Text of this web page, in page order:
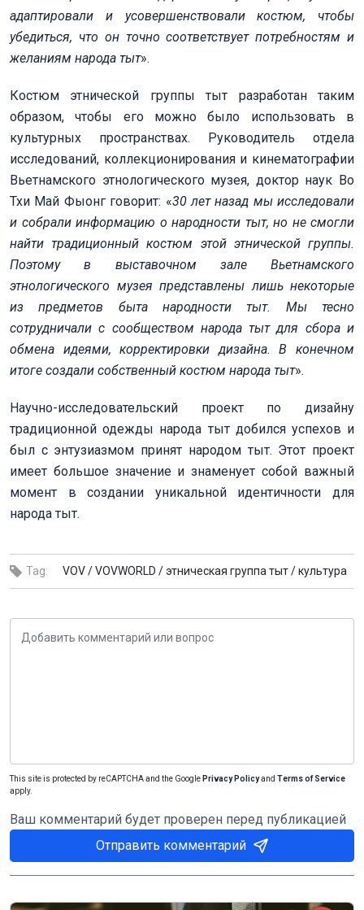
адаптировали и усовершенствовали костюм, чтобы
убедиться, что он точно соответствует потребностям и
желаниям народа тыт».
Костюм этнической группы тыт разработан таким
образом, чтобы его можно было использовать в
культурных пространствах. Руководитель отдела
исследований, коллекционирования и кинематографии
Вьетнамского этнологического музея, доктор наук Во
Тхи Май Фыонг говорит: «30 лет назад мы исследовали
и собрали информацию о народности тыт, но не смогли
найти традиционный костюм этой этнической группы.
Поэтому в выставочном зале Вьетнамского
этнологического музея представлены лишь некоторые
из предметов быта народности тыт. Мы тесно
сотрудничали с сообществом народа тыт для сбора и
обмена идеями, корректировки дизайна. В конечном
итоге создали собственный костюм народа тыт».
Научно-исследовательский проект по дизайну
традиционной одежды народа тыт добился успехов и
был с энтузиазмом принят народом тыт. Этот проект
имеет большое значение и знаменует собой важный
момент в создании уникальной идентичности для
народа тыт.
Tag: VOV /VOVWORLD /этническая группа тыт /культура
This site is protected by reCAPTCHA and the Google Privacy Policyand Terms of Service
apply.
Ваш комментарий будет проверен перед публикацией
Отправить комментарий